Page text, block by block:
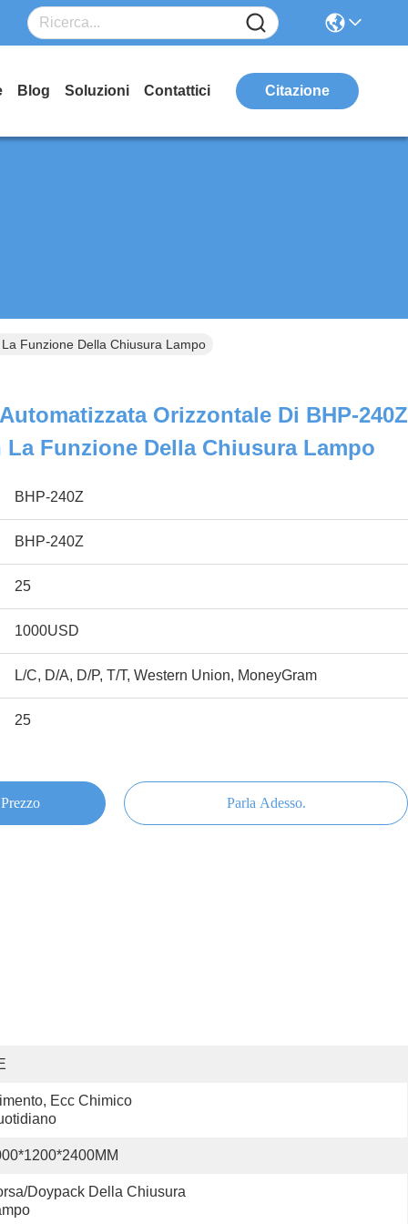
Blog Soluzioni Contattici Citazione
Funzione Della Chiusura Lampo
Orizzontale Di BHP-240Z
La Funzione Della Chiusura Lampo
BHP-240Z
BHP-240Z
25
1000USD
L/C, D/A, D/P, T/T, Western Union, MoneyGram
25
Parla Adesso.
Ecc Chimico
doypack Della Chiusura